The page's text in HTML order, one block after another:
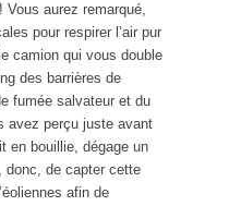
aurez remarqué,
pour respirer l’air pur
camion qui vous double
des barrières de
fumée salvateur et du
avez perçu juste avant
en bouillie, dégage un
de capter cette
afin de